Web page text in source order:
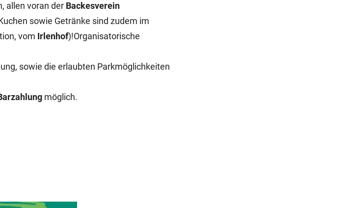
allen voran der Backesverein
sowie Getränke sind zudem im
vom Irlenhof)!Organisatorische
sowie die erlaubten Parkmöglichkeiten
möglich.